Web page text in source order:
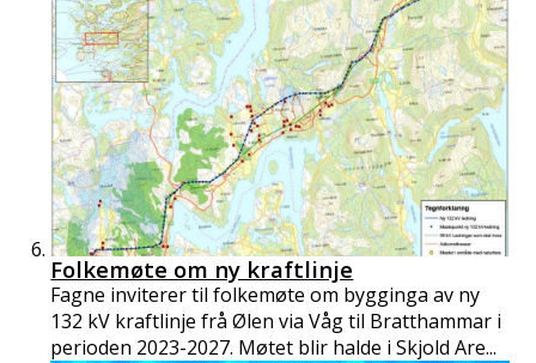
Folkemøte om ny kraftlinje
Fagne inviterer til folkemøte om bygginga av ny
132 kV kraftlinje frå Ølen via Våg til Bratthammar i
perioden 2023-2027. Møtet blir halde i Skjold Are...